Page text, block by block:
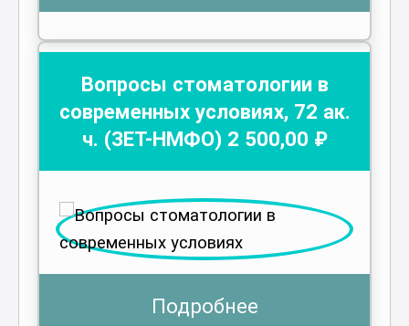
Вопросы стоматологии в
современных условиях, 72 ак.
ч. (ЗЕТ-НМФО) 2 500,00 ₽
Подробнее